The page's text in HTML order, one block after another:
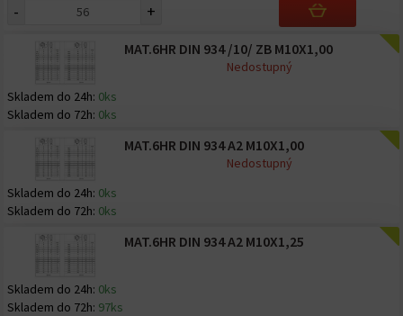
- +
MAT.6HR DIN 934 /10/ ZB M10X1,00
Skladem do 24h: 0ks
Skladem do 72h: 0ks
Nedostupný
MAT.6HR DIN 934 A2 M10X1,00
Skladem do 24h: 0ks
Skladem do 72h: 0ks
Nedostupný
MAT.6HR DIN 934 A2 M10X1,25
Skladem do 24h: 0ks
Skladem do 72h: 97ks